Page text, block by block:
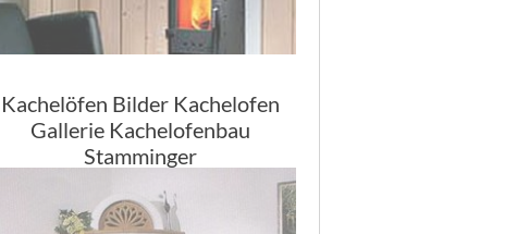
Kachelöfen Bilder Kachelofen
Gallerie Kachelofenbau
Stamminger